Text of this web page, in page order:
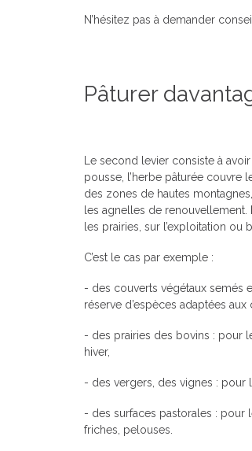
N’hésitez pas à demander
Pâturer
Le second levier consiste à
pousse, l’herbe pâturée couvre
des zones de hautes
les agnelles de renouvellement.
les prairies, sur l’exploitation ou
C’est le cas par exemple :
- des couverts végétaux semés
réserve d’espèces adaptées aux
- des prairies des bovins : pour
hiver,
- des vergers, des vignes : pour
- des surfaces pastorales : pour
friches, pelouses.